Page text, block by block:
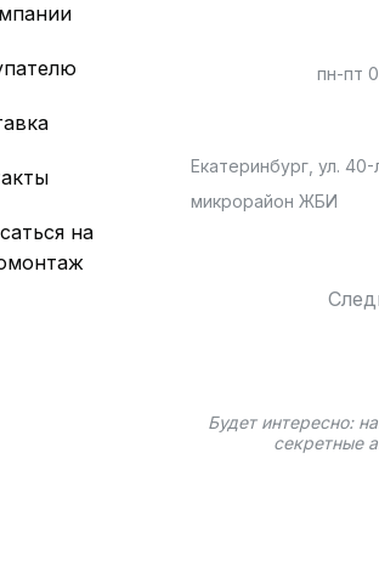
на
пн-пт
Екатеринбург, ул.
микрорайон ЖБИ
Будет интересно:
секретные